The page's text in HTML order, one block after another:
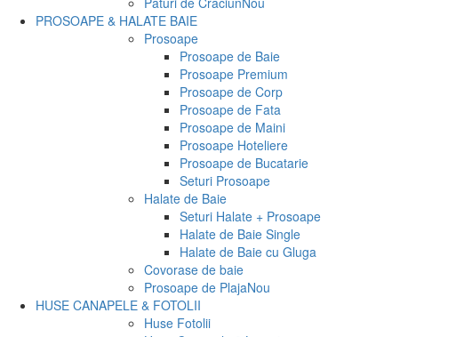
PROSOAPE & HALATE BAIE
Prosoape
Prosoape de Baie
Prosoape Premium
Prosoape de Corp
Prosoape de Fata
Prosoape de Maini
Prosoape Hoteliere
Prosoape de Bucatarie
Seturi Prosoape
Halate de Baie
Seturi Halate + Prosoape
Halate de Baie Single
Halate de Baie cu Gluga
Covorase de baie
Prosoape de PlajaNou
HUSE CANAPELE & FOTOLII
Huse Fotolii